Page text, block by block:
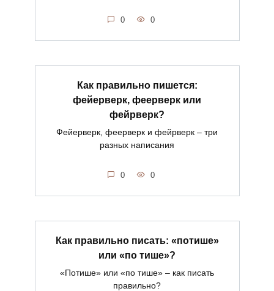
0 0
Как правильно пишется:
фейерверк, феерверк или
фейрверк?
Фейерверк, феерверк и фейрверк – три
разных написания
0 0
Как правильно писать: «потише»
или «по тише»?
«Потише» или «по тише» – как писать
правильно?